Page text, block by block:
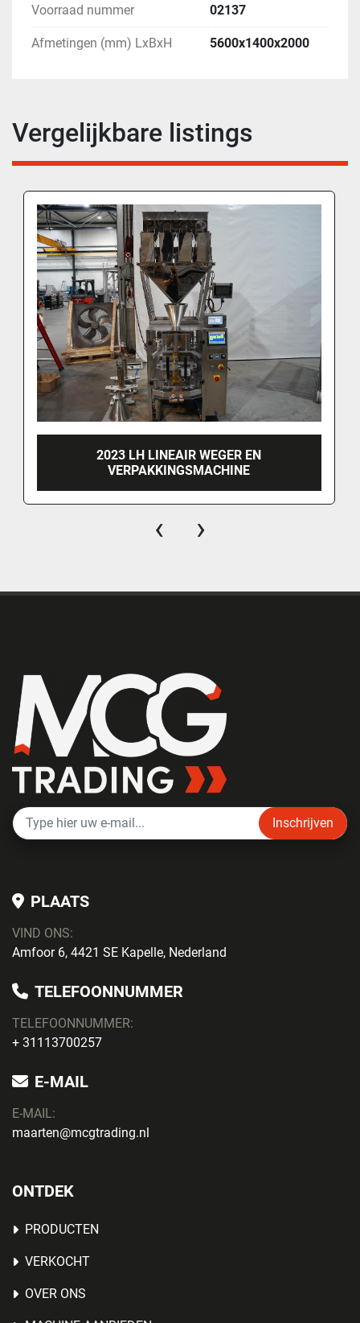
Voorraad nummer 02137
Afmetingen (mm) LxBxH 5600x1400x2000
Vergelijkbare listings
2023 LH LINEAIR WEGER EN
VERPAKKINGSMACHINE
‹ ›
Inschrijven
PLAATS
VIND ONS:
Amfoor 6, 4421 SE Kapelle, Nederland
TELEFOONNUMMER
TELEFOONNUMMER:
+ 31113700257
E-MAIL
E-MAIL:
maarten@mcgtrading.nl
ONTDEK
PRODUCTEN
VERKOCHT
OVER ONS